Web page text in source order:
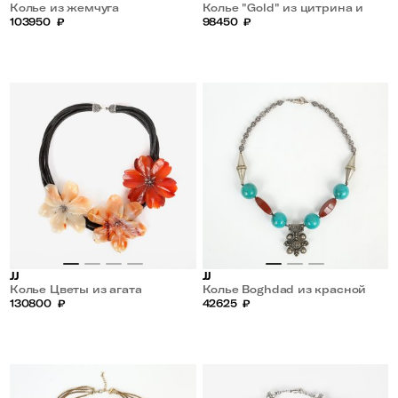
Колье из жемчуга
103950 ₽
Колье "Gold" из цитрина и
перламутра
98450 ₽
JJ
Колье Цветы из агата
130800 ₽
JJ
Колье Boghdad из красной
яшмы и магнетиза
42625 ₽